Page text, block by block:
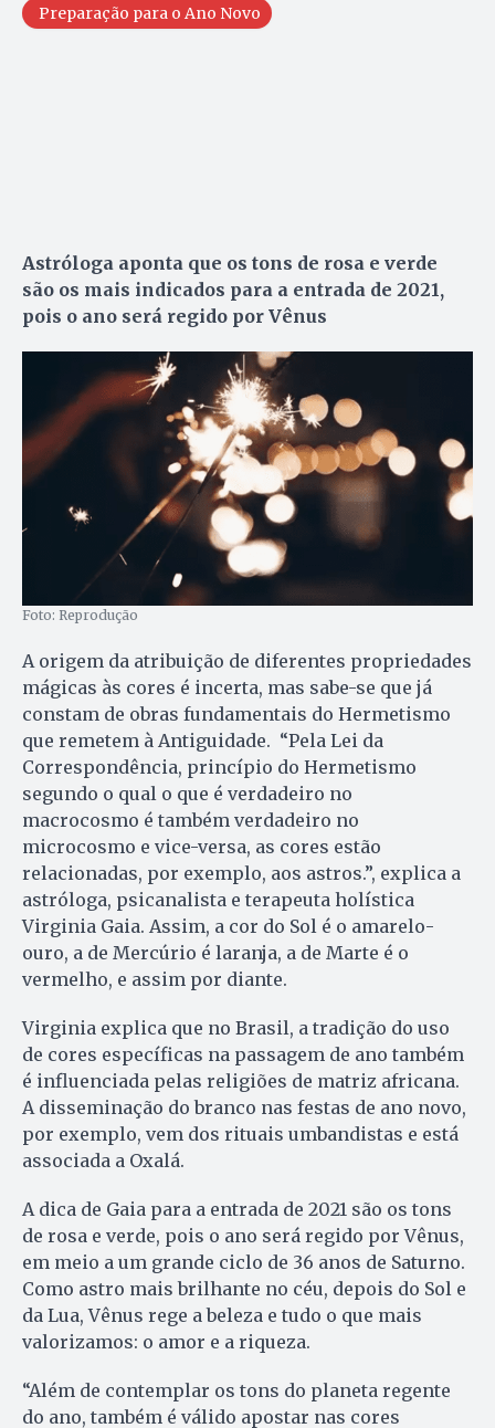
Preparação para o Ano Novo
Astróloga aponta que os tons de rosa e verde
são os mais indicados para a entrada de 2021,
pois o ano será regido por Vênus
Foto: Reprodução
A origem da atribuição de diferentes propriedades
mágicas às cores é incerta, mas sabe-se que já
constam de obras fundamentais do Hermetismo
que remetem à Antiguidade. “Pela Lei da
Correspondência, princípio do Hermetismo
segundo o qual o que é verdadeiro no
macrocosmo é também verdadeiro no
microcosmo e vice-versa, as cores estão
relacionadas, por exemplo, aos astros.”, explica a
astróloga, psicanalista e terapeuta holística
Virginia Gaia. Assim, a cor do Sol é o amarelo-
ouro, a de Mercúrio é laranja, a de Marte é o
vermelho, e assim por diante.
Virginia explica que no Brasil, a tradição do uso
de cores específicas na passagem de ano também
é influenciada pelas religiões de matriz africana.
A disseminação do branco nas festas de ano novo,
por exemplo, vem dos rituais umbandistas e está
associada a Oxalá.
A dica de Gaia para a entrada de 2021 são os tons
de rosa e verde, pois o ano será regido por Vênus,
em meio a um grande ciclo de 36 anos de Saturno.
Como astro mais brilhante no céu, depois do Sol e
da Lua, Vênus rege a beleza e tudo o que mais
valorizamos: o amor e a riqueza.
“Além de contemplar os tons do planeta regente
do ano, também é válido apostar nas cores